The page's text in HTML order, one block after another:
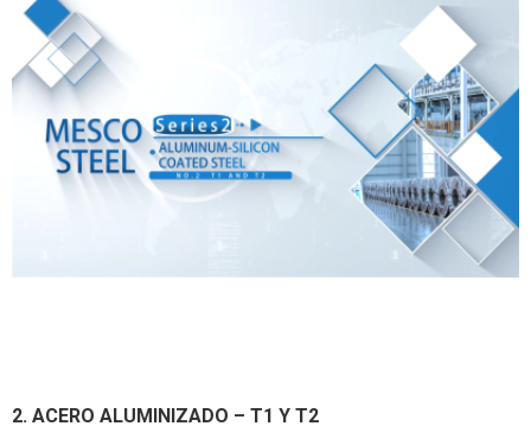
2. ACERO ALUMINIZADO – T1 Y T2